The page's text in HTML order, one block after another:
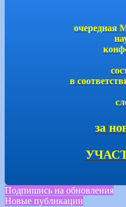
очередная
в
за
Подпишись на обновления
Новые публикации